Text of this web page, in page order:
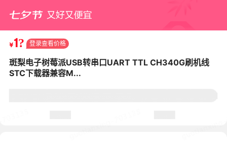
¥1? 登录查看价格
斑梨电子树莓派USB转串口UART TTL CH340G刷机线
STC下载器兼容M...